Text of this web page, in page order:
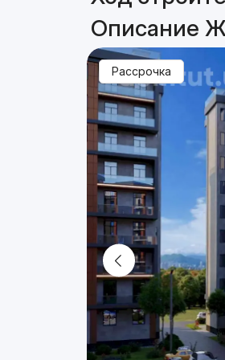
Описание
Рассрочка